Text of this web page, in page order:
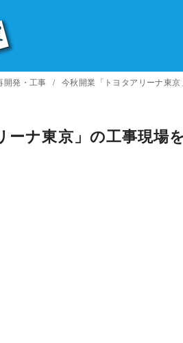
開発・工事 今秋開業「トヨタアリーナ東
ーナ東京」の工事現場